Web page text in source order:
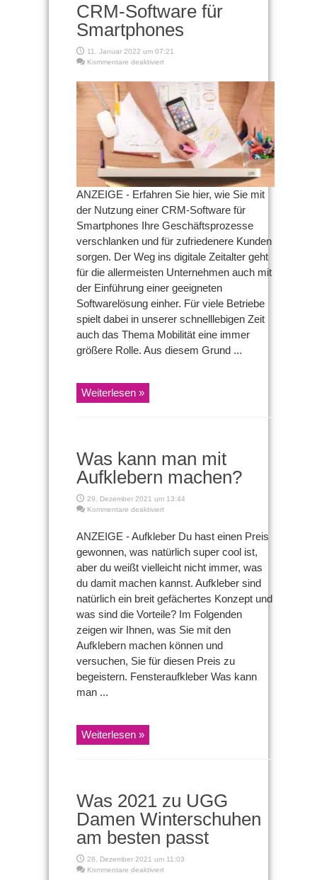
CRM-Software für
Smartphones
11. Januar 2022 um 07:21
Kommentare deaktiviertfür
Software
Smartphones
ANZEIGE - Erfahren Sie hier, wie Sie mit
der Nutzung einer CRM-Software für
Smartphones Ihre Geschäftsprozesse
verschlanken und für zufriedenere Kunden
sorgen. Der Weg ins digitale Zeitalter geht
für die allermeisten Unternehmen auch mit
der Einführung einer geeigneten
Softwarelösung einher. Für viele Betriebe
spielt dabei in unserer schnelllebigen Zeit
auch das Thema Mobilität eine immer
größere Rolle. Aus diesem Grund ...
Weiterlesen »
Was kann man mit
Aufklebern machen?
29. Dezember 2021 um 13:44
Kommentare deaktiviertfür
man
mit
Aufklebern
machen?
ANZEIGE - Aufkleber Du hast einen Preis
gewonnen, was natürlich super cool ist,
aber du weißt vielleicht nicht immer, was
du damit machen kannst. Aufkleber sind
natürlich ein breit gefächertes Konzept und
was sind die Vorteile? Im Folgenden
zeigen wir Ihnen, was Sie mit den
Aufklebern machen können und
versuchen, Sie für diesen Preis zu
begeistern. Fensteraufkleber Was kann
man ...
Weiterlesen »
Was 2021 zu UGG
Damen Winterschuhen
am besten passt
28. Dezember 2021 um 11:03
Kommentare deaktiviertfür